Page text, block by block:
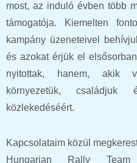
most, az induló évben több
támogatója. Kiemelten
kampány üzeneteivel
és azokat érjük el
nyitottak, hanem, akik
környezetük, családjuk
közlekedéséért.
Kapcsolataim közül
Hungarian Rally Team